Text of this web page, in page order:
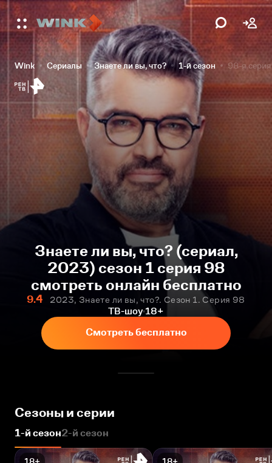
Wink Сериалы Знаете ли вы, что? 1-й сезон 98-я серия
Знаете ли вы, что? (сериал,
2023) сезон 1 серия 98
смотреть онлайн бесплатно
9.4
2023, Знаете ли вы, что?. Сезон 1. Серия 98
ТВ-шоу 18+
Смотреть бесплатно
Сезоны и серии
1-й сезон2-й сезон